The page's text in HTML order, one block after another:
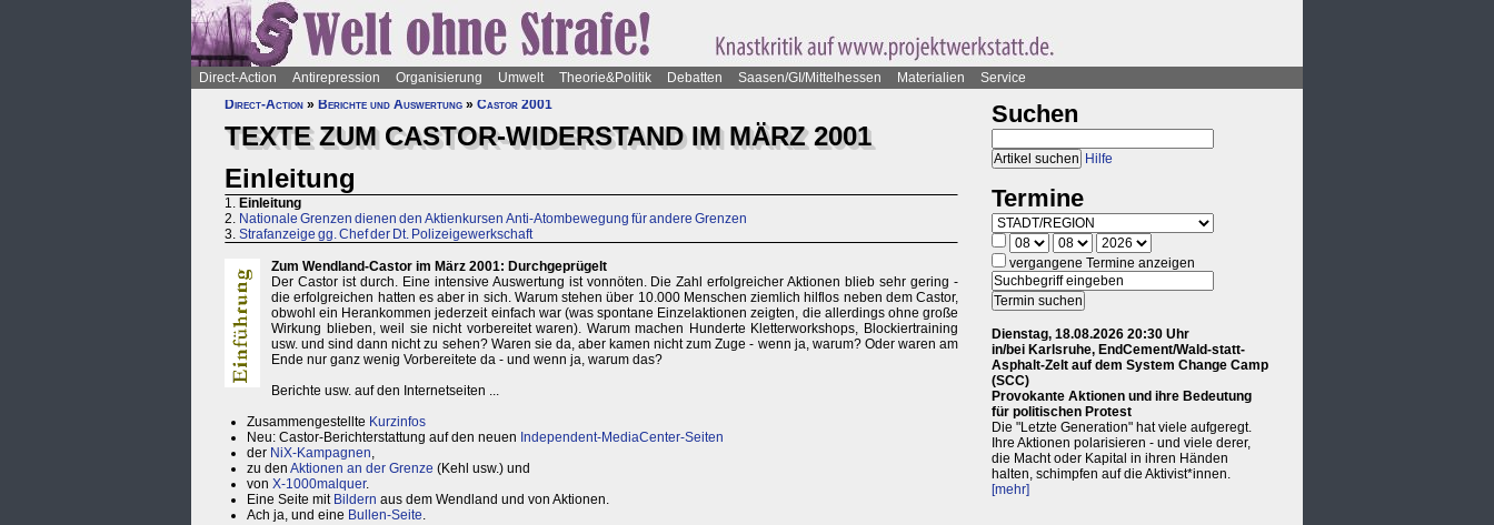
Direct-Action Antirepression Organisierung Umwelt Theorie&Politik Debatten Saasen/GI/Mittelhessen Materialien
Service
Direct-Action » Berichte und Auswertung » Castor 2001
TEXTE ZUM CASTOR-WIDERSTAND IM MÄRZ 2001
Einleitung
1. Einleitung
2. Nationale Grenzen dienen den Aktienkursen Anti-Atombewegung für andere Grenzen
3. Strafanzeige gg. Chef der Dt. Polizeigewerkschaft
Zum Wendland-Castor im März 2001: Durchgeprügelt
Der Castor ist durch. Eine intensive Auswertung ist vonnöten. Die Zahl erfolgreicher Aktionen blieb sehr gering -
die erfolgreichen hatten es aber in sich. Warum stehen über 10.000 Menschen ziemlich hilflos neben dem Castor,
obwohl ein Herankommen jederzeit einfach war (was spontane Einzelaktionen zeigten, die allerdings ohne große
Wirkung blieben, weil sie nicht vorbereitet waren). Warum machen Hunderte Kletterworkshops, Blockiertraining
usw. und sind dann nicht zu sehen? Waren sie da, aber kamen nicht zum Zuge - wenn ja, warum? Oder waren am
Ende nur ganz wenig Vorbereitete da - und wenn ja, warum das?
Berichte usw. auf den Internetseiten ...
Zusammengestellte Kurzinfos
Neu: Castor-Berichterstattung auf den neuen Independent-MediaCenter-Seiten
der NiX-Kampagnen,
zu den Aktionen an der Grenze (Kehl usw.) und
von X-1000malquer.
Eine Seite mit Bildern aus dem Wendland und von Aktionen.
Ach ja, und eine Bullen-Seite.
Suchen
Hilfe
Termine
vergangene Termine anzeigen
Dienstag, 18.08.2026 20:30 Uhr
in/bei Karlsruhe, EndCement/Wald-statt-
Asphalt-Zelt auf dem System Change Camp
(SCC)
Provokante Aktionen und ihre Bedeutung
für politischen Protest
Die "Letzte Generation" hat viele aufgeregt.
Ihre Aktionen polarisieren - und viele derer,
die Macht oder Kapital in ihren Händen
halten, schimpfen auf die Aktivist*innen.
[mehr]